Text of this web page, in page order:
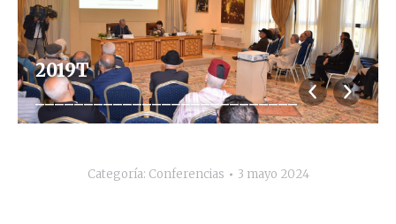
2019T
___________________________
Categoría: Conferencias 3 mayo 2024